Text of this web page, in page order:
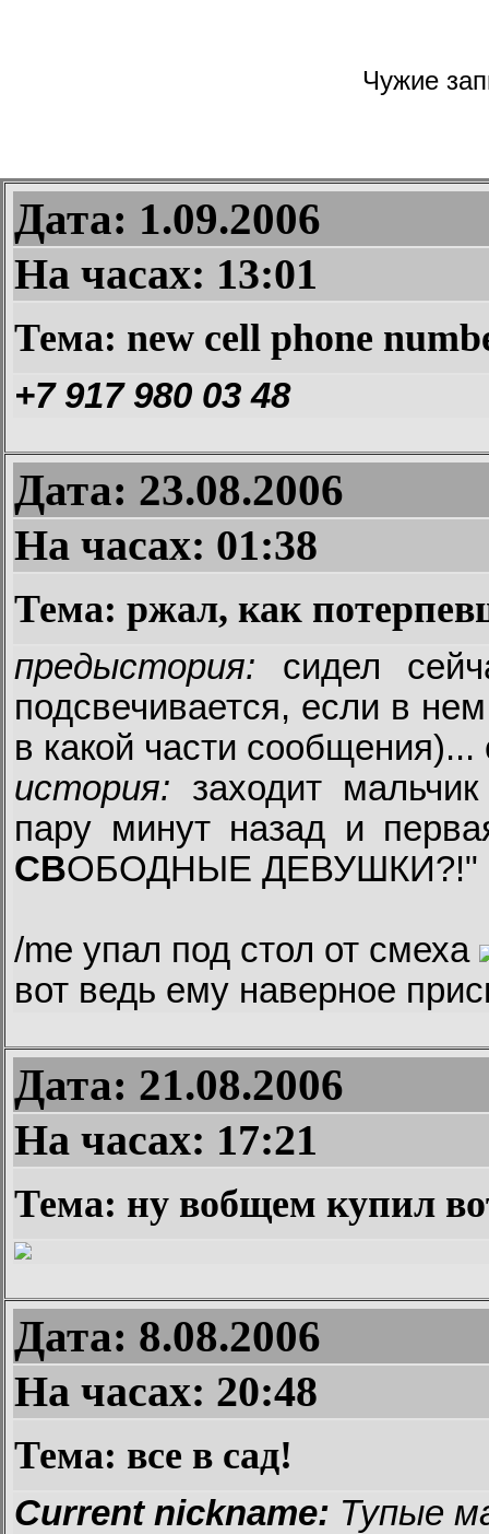
Чужие
Дата: 1.09.2006
На часах: 13:01
Тема: new cell phone
+7 917 980 03 48
Дата: 23.08.2006
На часах: 01:38
Тема: ржал, как
предыстория: сидел
подсвечивается, если в
в какой части
история: заходит
пару минут назад и
СВОБОДНЫЕ ДЕВУШКИ?!"
/me упал под стол от смеха
вот ведь ему наверное
Дата: 21.08.2006
На часах: 17:21
Тема: ну вобщем купил
Дата: 8.08.2006
На часах: 20:48
Тема: все в сад!
Current nickname: Тупые